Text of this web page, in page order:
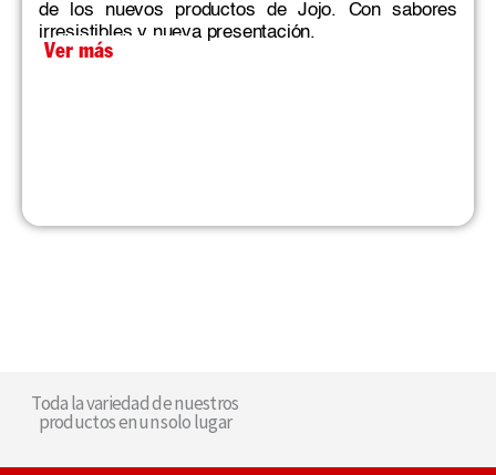
de los nuevos productos de Jojo. Con sabores
irresistibles y nueva presentación.
Ver más
Toda la variedad de nuestros
productos en un solo lugar